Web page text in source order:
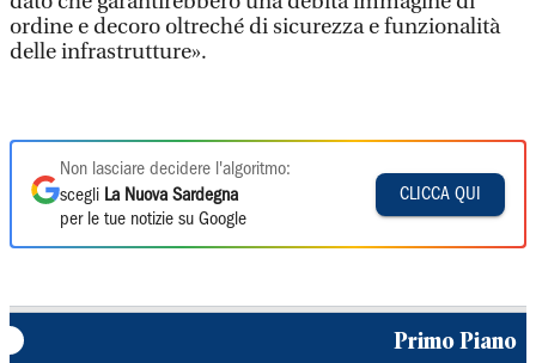
ordine e decoro oltreché di sicurezza e funzionalità
delle infrastrutture».
Non lasciare decidere l'algoritmo:
scegli La Nuova Sardegna
per le tue notizie su Google
CLICCA QUI
Primo Piano